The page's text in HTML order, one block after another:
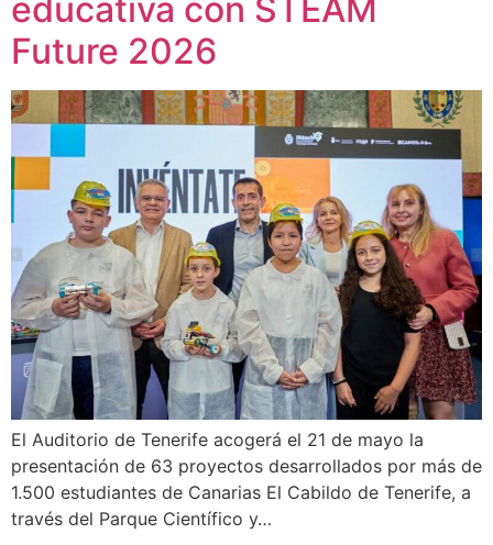
educativa con STEAM
Future 2026
El Auditorio de Tenerife acogerá el 21 de mayo la
presentación de 63 proyectos desarrollados por más de
1.500 estudiantes de Canarias El Cabildo de Tenerife, a
través del Parque Científico y…